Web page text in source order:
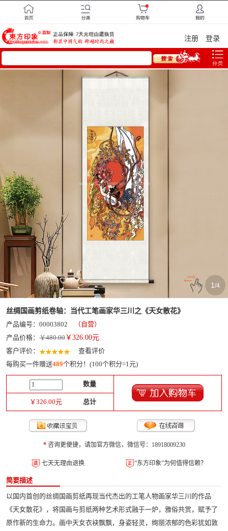
注册 登录
1 /4
丝绸国画剪纸卷轴：当代工笔画家华三川之《天女散花》
产品编号：00003802
（自营）
产品价格： ￥480.00 ￥ 326.00元
客户评价：
查看评价
每购买一件赠送489个积分！(100个积分=1元)
数量
￥326.00元 总计
*咨询更便捷，请加官方微信，微信号：18918009230
七天无理由退换 “东方印象”为何值得信赖？
简要描述
以国内首创的丝绸国画剪纸再现当代杰出的工笔人物画家华三川的作品
《天女散花》，将国画与剪纸两种艺术形式融于一炉，雅俗共赏，赋予了
原作新的生命力。画中天女衣袂飘飘，身姿轻灵，绚丽浓郁的色彩犹如敦